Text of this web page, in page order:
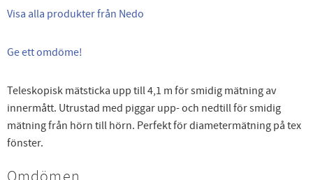
Visa alla produkter från Nedo
Ge ett omdöme!
Teleskopisk mätsticka upp till 4,1 m för smidig mätning av
innermått. Utrustad med piggar upp- och nedtill för smidig
mätning från hörn till hörn. Perfekt för diametermätning på tex
fönster.